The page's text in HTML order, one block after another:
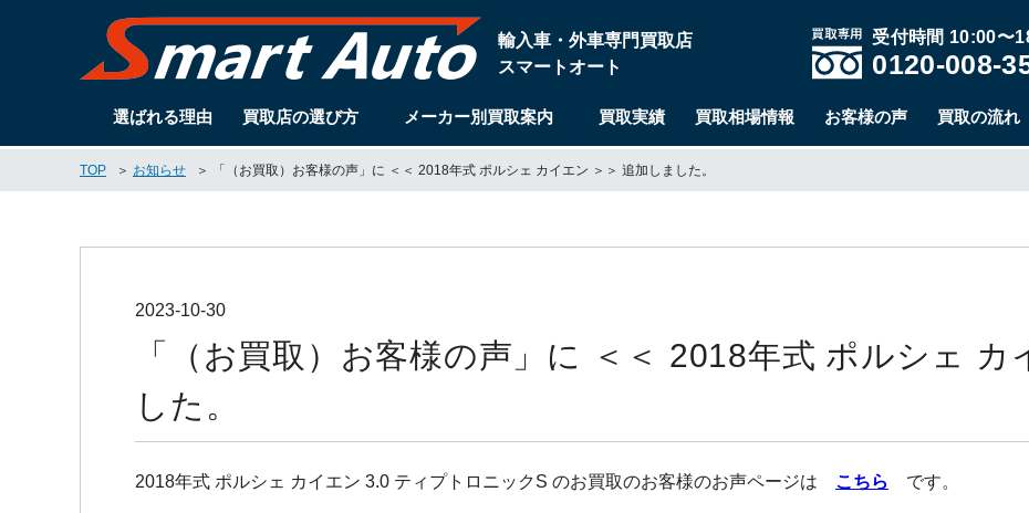
輸入車・外車専門買取店
スマートオート
受付時間 10:00〜
0120-008-
選ばれる理由 買取店の選び方 メーカー別買取案内 買取実績 買取相場情報 お客様の声 買取の流れ
TOP お知らせ 「（お買取）お客様の声」に ＜＜ 2018年式 ポルシェ カイエン ＞＞ 追加しました。
2023-10-30
「（お買取）お客様の声」に ＜＜ 2018年式 ポルシェ カ
した。
2018年式 ポルシェ カイエン 3.0 ティプトロニックS のお買取のお客様のお声ページは こちら です。